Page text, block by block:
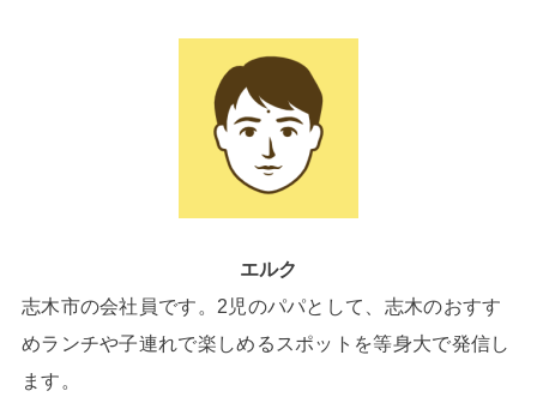
エルク
志木市の会社員です。2児のパパとして、志木のおすす
めランチや子連れで楽しめるスポットを等身大で発信し
ます。